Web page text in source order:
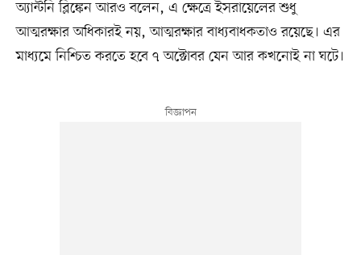
অ্যান্টনি ব্লিঙ্কেন আরও বলেন, এ ক্ষেত্রে ইসরায়েলের শুধু
আত্মরক্ষার অধিকারই নয়, আত্মরক্ষার বাধ্যবাধকতাও রয়েছে। এর
মাধ্যমে নিশ্চিত করতে হবে ৭ অক্টোবর যেন আর কখনোই না ঘটে।